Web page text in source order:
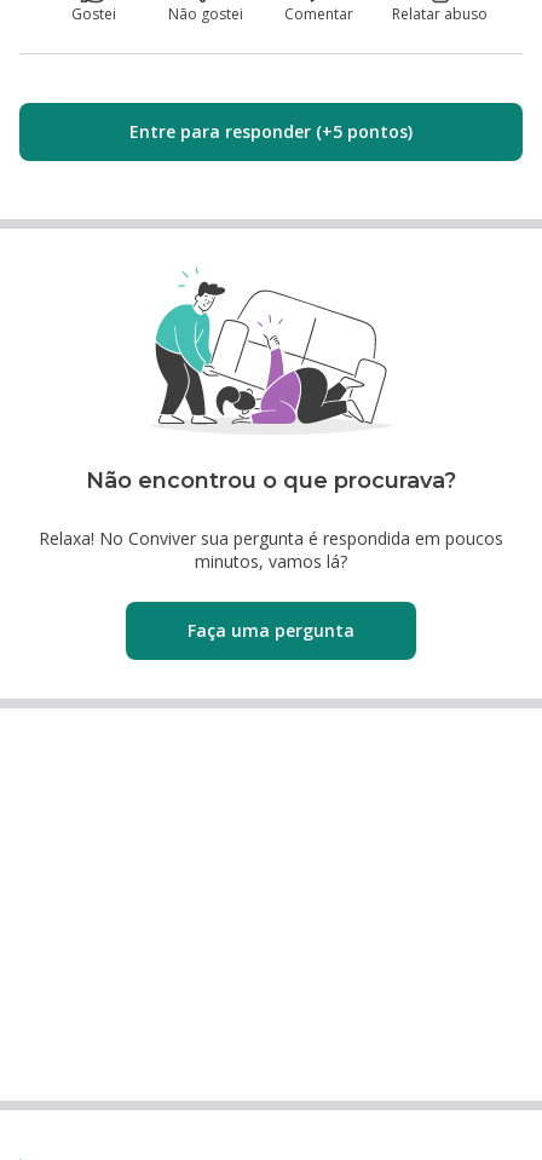
Gostei Não gostei Comentar Relatar abuso
Entre para responder (+5 pontos)
Não encontrou o que procurava?
Relaxa! No Conviver sua pergunta é respondida em poucos
minutos, vamos lá?
Faça uma pergunta